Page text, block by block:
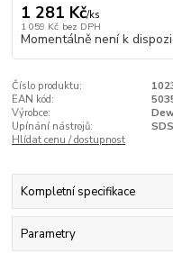
1 281 Kč/ks
1 059 Kč bez DPH
Momentálně není k
Číslo produktu:
EAN kód:
Výrobce:
Upínání nástrojů:
Hlídat cenu / dostupnost
Kompletní specifikace
Parametry